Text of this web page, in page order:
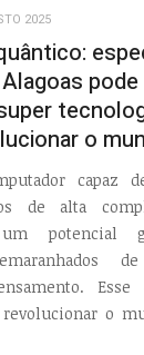
2025
o
capaz
de alta
potencial
Esse
o